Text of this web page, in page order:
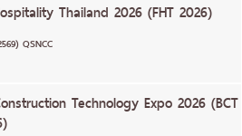
Thailand 2026 (FHT 2026)
QSNCC
Technology Expo 2026 (BCT